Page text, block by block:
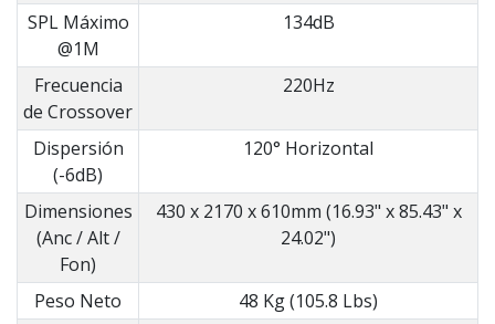
SPL Máximo
@1M
134dB
Frecuencia
de Crossover
220Hz
Dispersión
(-6dB)
120° Horizontal
Dimensiones
(Anc / Alt /
Fon)
430 x 2170 x 610mm (16.93" x 85.43" x
24.02")
Peso Neto
48 Kg (105.8 Lbs)